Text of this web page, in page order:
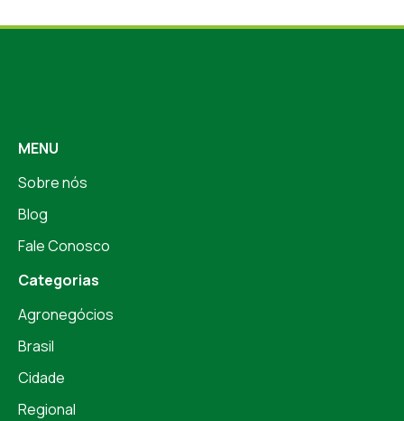
MENU
Sobre nós
Blog
Fale Conosco
Categorias
Agronegócios
Brasil
Cidade
Regional